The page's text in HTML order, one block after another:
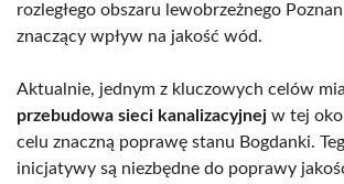
rozległego obszaru lewobrzeżnego
znaczący wpływ na jakość wód.
Aktualnie, jednym z kluczowych celów
przebudowa sieci kanalizacyjnej w tej
celu znaczną poprawę stanu Bogdanki.
inicjatywy są niezbędne do poprawy